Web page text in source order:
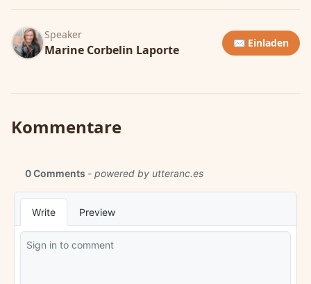
Speaker
Marine Corbelin Laporte ✉️ Einladen
Kommentare